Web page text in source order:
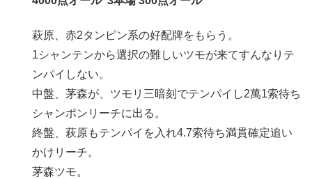
萩原、赤2タンピン系の好配牌をもらう。
1シャンテンから選択の難しいツモが来てすんなりテ
ンパイしない。
中盤、茅森が、ツモリ三暗刻でテンパイし2萬1索待ち
シャンポンリーチに出る。
終盤、萩原もテンパイを入れ4.7索待ち満貫確定追い
かけリーチ。
茅森ツモ。